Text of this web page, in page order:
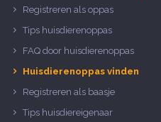
Registreren als oppas
Tips huisdierenoppas
FAQ door huisdierenoppas
Huisdierenoppas vinden
Registreren als baasje
Tips huisdiereigenaar